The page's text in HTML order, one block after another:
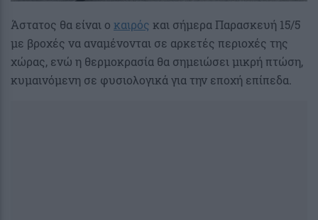
Άστατος θα είναι ο καιρός και σήμερα Παρασκευή 15/5
με βροχές να αναμένονται σε αρκετές περιοχές της
χώρας, ενώ η θερμοκρασία θα σημειώσει μικρή πτώση,
κυμαινόμενη σε φυσιολογικά για την εποχή επίπεδα.